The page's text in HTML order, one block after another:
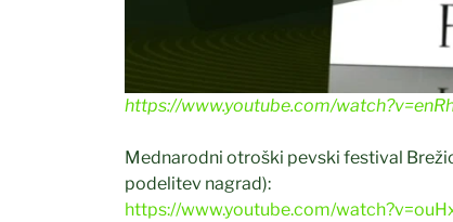
https://www.youtube.com/
Mednarodni otroški pevski festival
podelitev nagrad):
https://www.youtube.com/